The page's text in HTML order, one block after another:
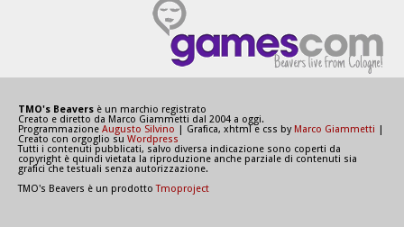
TMO's Beavers è un marchio registrato
Creato e diretto da Marco Giammetti dal 2004 a oggi.
Programmazione Augusto Silvino | Grafica, xhtml e css byMarco Giammetti
Creato con orgoglio su Wordpress
Tutti i contenuti pubblicati, salvo diversa indicazione sono coperti da
copyright è quindi vietata la riproduzione anche parziale di contenuti sia
grafici che testuali senza autorizzazione.
TMO's Beavers è un prodottoTmoproject